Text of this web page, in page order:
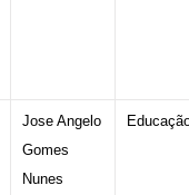
Jose Angelo
Gomes
Nunes